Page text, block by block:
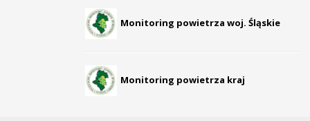
Monitoring powietrza woj. Śląskie
Monitoring powietrza kraj